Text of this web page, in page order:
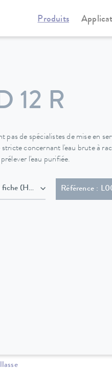
Produits
Mono-distillateur
12 R
de spécialistes de mise en
concernant l'eau brute à
l'eau purifiée.
sans fiche (HAR) Référence :